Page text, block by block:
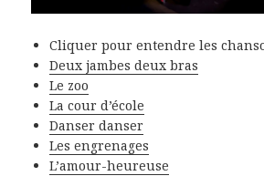
Cliquer pour entendre les
Deux jambes deux bras
Le zoo
La cour d’école
Danser danser
Les engrenages
L’amour-heureuse